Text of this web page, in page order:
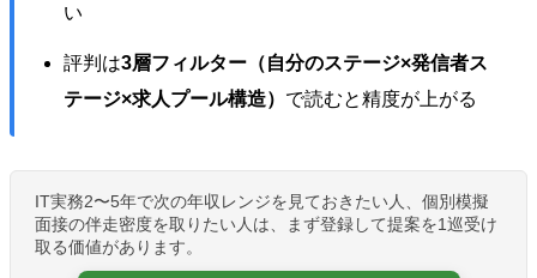
い
評判は3層フィルター（自分のステージ×発信者ス
テージ×求人プール構造） で読むと精度が上がる
IT実務2〜5年で次の年収レンジを見ておきたい人、個別模擬
面接の伴走密度を取りたい人は、まず登録して提案を1巡受け
取る価値があります。